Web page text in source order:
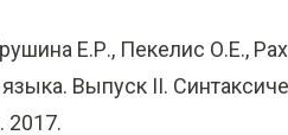
Е.Р., Пекелис О.Е.,
Выпуск II.
2017.